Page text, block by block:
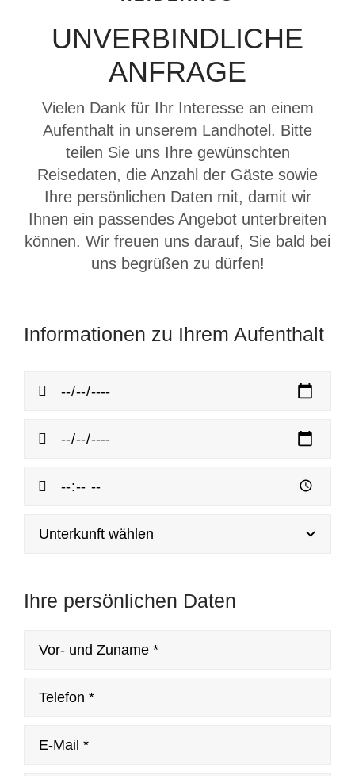
UNVERBINDLICHE
ANFRAGE
Vielen Dank für Ihr Interesse an einem
Aufenthalt in unserem Landhotel. Bitte
teilen Sie uns Ihre gewünschten
Reisedaten, die Anzahl der Gäste sowie
Ihre persönlichen Daten mit, damit wir
Ihnen ein passendes Angebot unterbreiten
können. Wir freuen uns darauf, Sie bald bei
uns begrüßen zu dürfen!
Informationen zu Ihrem Aufenthalt
Ihre persönlichen Daten